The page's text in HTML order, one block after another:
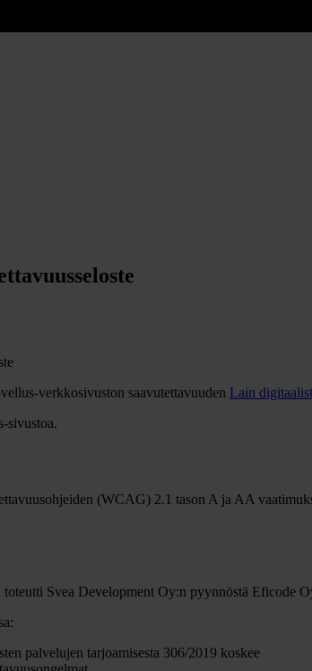
verkkosivuston saavutettavuuden Lain
sivustoa.
(WCAG) 2.1 tason A ja AA
Svea Development Oy:n pyynnöstä Eficode
palvelujen tarjoamisesta 306/2019 koskee